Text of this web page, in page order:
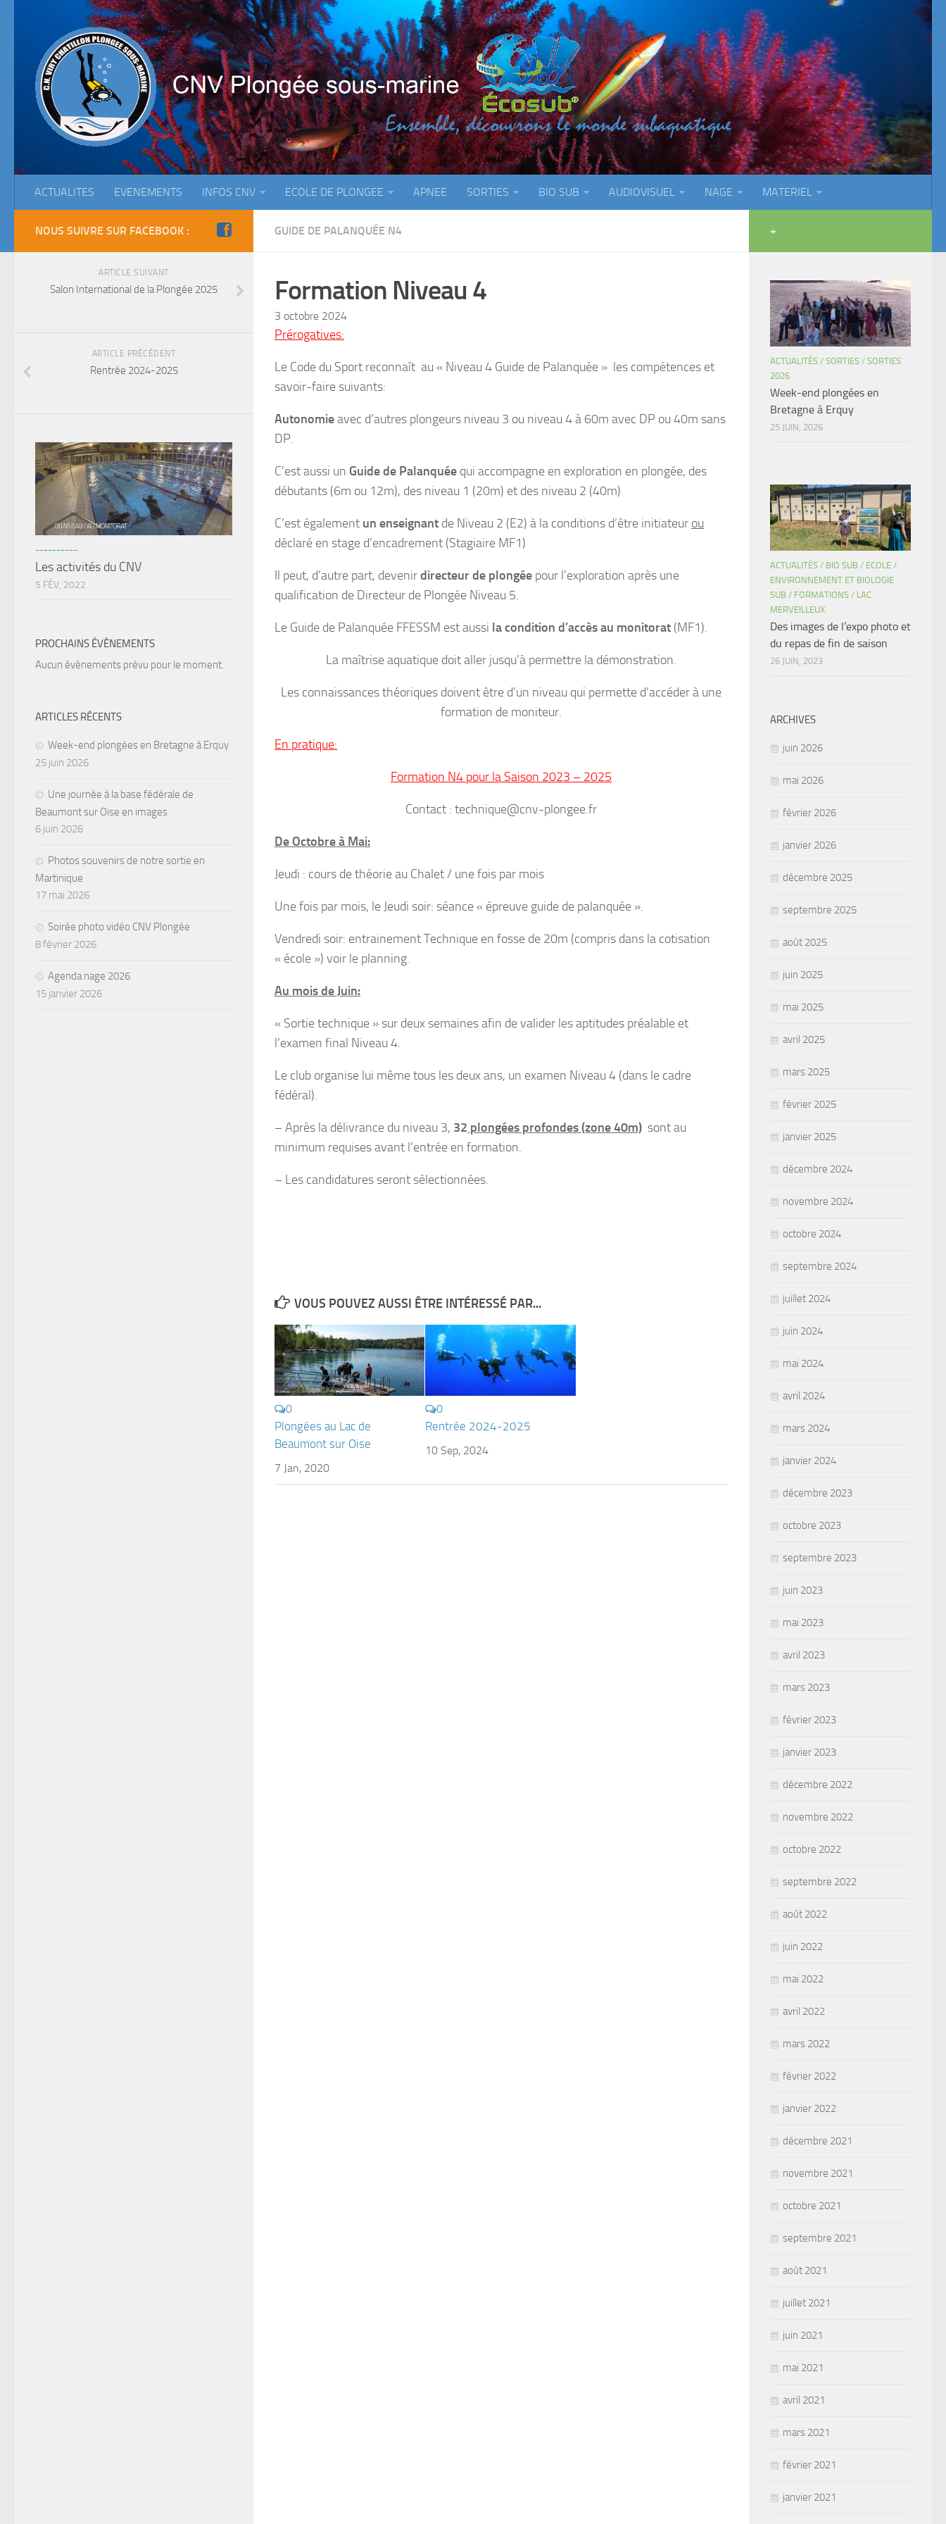
ACTUALITES EVENEMENTS INFOS CNV ECOLE DE PLONGEE APNEE SORTIES BIO SUB AUDIOVISUEL NAGE MATERIEL
GUIDE DE PALANQUÉE N4
Formation Niveau 4
3 octobre 2024
Prérogatives:
Le Code du Sport reconnaît au « Niveau 4 Guide de Palanquée » les compétences et
savoir-faire suivants:
Autonomieavec d’autres plongeurs niveau 3 ou niveau 4 à 60m avec DP ou 40m sans
DP.
C’est aussi un Guide de Palanquée qui accompagne en exploration en plongée, des
débutants (6m ou 12m), des niveau 1 (20m) et des niveau 2 (40m)
C’est également un enseignant de Niveau 2 (E2) à la conditions d’être initiateur ou
déclaré en stage d’encadrement (Stagiaire MF1)
Il peut, d’autre part, devenirdirecteur de plongée pour l’exploration après une
qualification de Directeur de Plongée Niveau 5.
Le Guide de Palanquée FFESSM est aussi la condition d’accès au monitorat (MF1).
La maîtrise aquatique doit aller jusqu’à permettre la démonstration.
Les connaissances théoriques doivent être d’un niveau qui permette d’accéder à une
formation de moniteur.
En pratique:
Formation N4 pour la Saison 2023 – 2025
Contact : technique@cnv-plongee.fr
De Octobre à Mai:
Jeudi : cours de théorie au Chalet / une fois par mois
Une fois par mois, le Jeudi soir: séance « épreuve guide de palanquée ».
Vendredi soir: entrainement Technique en fosse de 20m (compris dans la cotisation
« école ») voir le planning.
Au mois de Juin:
« Sortie technique » sur deux semaines afin de valider les aptitudes préalable et
l’examen final Niveau 4.
Le club organise lui même tous les deux ans, un examen Niveau 4 (dans le cadre
fédéral).
– Après la délivrance du niveau 3, 32 plongées profondes (zone 40m) sont au
minimum requises avant l’entrée en formation.
– Les candidatures seront sélectionnées.
VOUS POUVEZ AUSSI ÊTRE INTÉRESSÉ PAR...
0
Plongées au Lac de
Beaumont sur Oise
7 Jan, 2020
0
Rentrée 2024-2025
10 Sep, 2024
NOUS SUIVRE SUR FACEBOOK :
ARTICLE SUIVANT
Salon International de la Plongée 2025
ARTICLE PRÉCÉDENT
Rentrée 2024-2025
----------
Les activités du CNV
5 FÉV, 2022
PROCHAINS ÉVÈNEMENTS
Aucun évènements prévu pour le moment.
ARTICLES RÉCENTS
Week-end plongées en Bretagne à Erquy
25 juin 2026
Une journée à la base fédérale de
Beaumont sur Oise en images
6 juin 2026
Photos souvenirs de notre sortie en
Martinique
17 mai 2026
Soirée photo vidéo CNV Plongée
8 février 2026
Agenda nage 2026
15 janvier 2026
+
ACTUALITÉS / SORTIES / SORTIES
2026
Week-end plongées en
Bretagne à Erquy
25 JUIN, 2026
ACTUALITÉS / BIO SUB / ECOLE /
ENVIRONNEMENT ET BIOLOGIE
SUB / FORMATIONS / LAC
MERVEILLEUX
Des images de l’expo photo et
du repas de fin de saison
26 JUIN, 2023
ARCHIVES
juin 2026
mai 2026
février 2026
janvier 2026
décembre 2025
septembre 2025
août 2025
juin 2025
mai 2025
avril 2025
mars 2025
février 2025
janvier 2025
décembre 2024
novembre 2024
octobre 2024
septembre 2024
juillet 2024
juin 2024
mai 2024
avril 2024
mars 2024
janvier 2024
décembre 2023
octobre 2023
septembre 2023
juin 2023
mai 2023
avril 2023
mars 2023
février 2023
janvier 2023
décembre 2022
novembre 2022
octobre 2022
septembre 2022
août 2022
juin 2022
mai 2022
avril 2022
mars 2022
février 2022
janvier 2022
décembre 2021
novembre 2021
octobre 2021
septembre 2021
août 2021
juillet 2021
juin 2021
mai 2021
avril 2021
mars 2021
février 2021
janvier 2021